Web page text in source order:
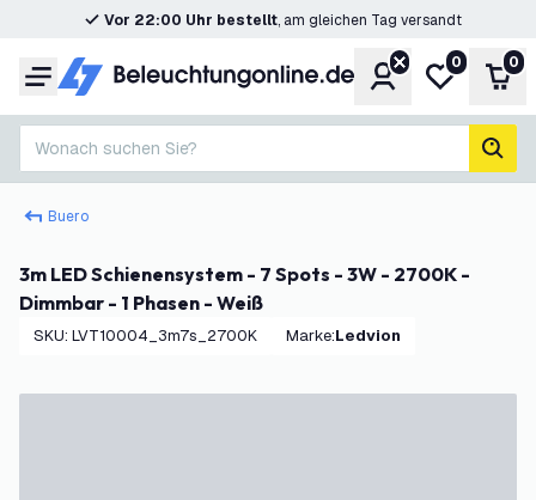
Vor 22:00 Uhr bestellt, am gleichen Tag versandt
Menü KontoMeine
0 0
Wonach suchen Sie?
Buero
3m LED Schienensystem - 7 Spots - 3W - 2700K -
Dimmbar - 1 Phasen - Weiß
SKU: LVT10004_3m7s_2700K Marke: Ledvion